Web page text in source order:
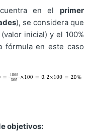
en el primer
), se considera que
(valor inicial) y el 100%
fórmula en este caso
objetivos: